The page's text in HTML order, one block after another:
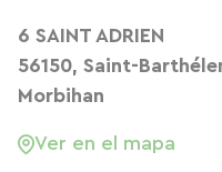
6 SAINT ADRIEN
56150, Saint-
Morbihan
Ver en el mapa